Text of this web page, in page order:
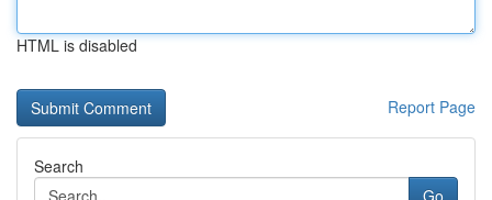
HTML is disabled
Report Page
Search
Go